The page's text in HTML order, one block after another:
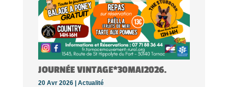
JOURNÉE VINTAGE*30MAI2026.
20 Avr 2026 | Actualité